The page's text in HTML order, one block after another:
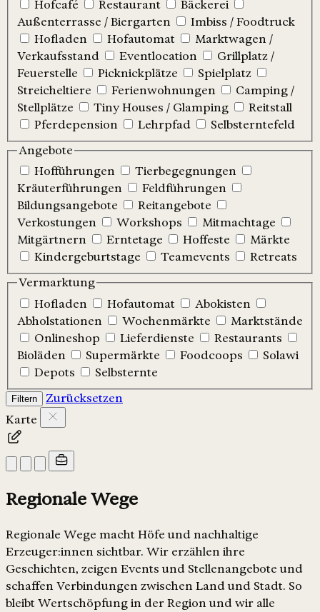
Hofcafé Restaurant
Bäckerei
Außenterrasse / Biergarten
Imbiss / Foodtruck
Hofladen
Hofautomat
Marktwagen /
Verkaufsstand
Eventlocation
Grillplatz /
Feuerstelle
Picknickplätze
Spielplatz
Streicheltiere
Ferienwohnungen
Camping /
Stellplätze
Tiny Houses / Glamping
Reitstall
Pferdepension
Lehrpfad
Selbsterntefeld
Angebote
Hofführungen
Tierbegegnungen
Kräuterführungen
Feldführungen
Bildungsangebote
Reitangebote
Verkostungen
Workshops
Mitmachtage
Mitgärtnern
Erntetage Hoffeste
Märkte
Kindergeburtstage
Teamevents
Retreats
Vermarktung
Hofladen
Hofautomat
Abokisten
Abholstationen
Wochenmärkte
Marktstände
Onlineshop
Lieferdienste
Restaurants
Bioläden
Supermärkte Foodcoops
Solawi
Depots
Selbsternte
Filtern
Zurücksetzen
Karte
Regionale Wege
Regionale Wege macht Höfe und nachhaltige
Erzeuger:innen sichtbar. Wir erzählen ihre
Geschichten, zeigen Events und Stellenangebote und
schaffen Verbindungen zwischen Land und Stadt. So
bleibt Wertschöpfung in der Region und wir alle